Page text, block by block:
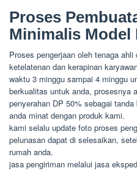
Proses
Minimalis Model
Proses pengerjaan oleh tenaga
ketelatenan dan kerapinan
waktu 3 minggu sampai 4 minggu
berkualitas untuk anda, prosesnya
penyerahan DP 50% sebagai
anda minat dengan produk kami.
kami selalu update foto proses
pelunasan dapat di selesaikan,
rumah anda.
jasa pengiriman melalui jasa